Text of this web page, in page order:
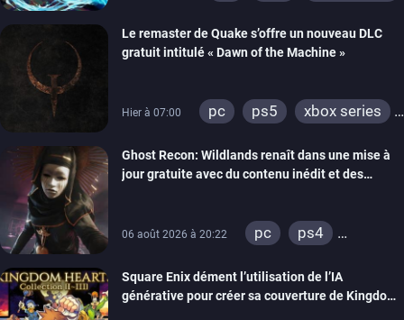
Le remaster de Quake s’offre un nouveau DLC
gratuit intitulé « Dawn of the Machine »
Hier à 07:00 pc ps5
xbox series
xbox one
nintendo 64
Ghost Recon: Wildlands renaît dans une mise à
jour gratuite avec du contenu inédit et des
06 août 2026 à 20:22 pc
ps4
Square Enix dément l’utilisation de l’IA
générative pour créer sa couverture de Kingdom